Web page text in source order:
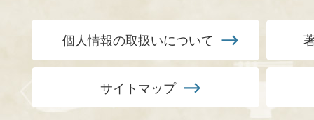
個人情報の取扱いについて
サイトマップ